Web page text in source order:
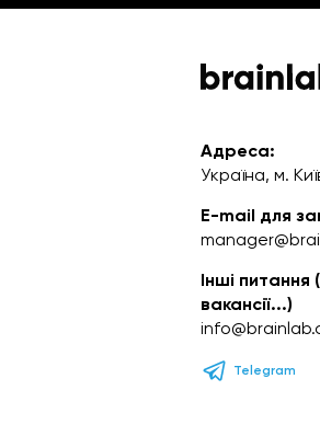
Адреса:
Україна, м.
E-mail для
Інші
вакансії...)
Telegram